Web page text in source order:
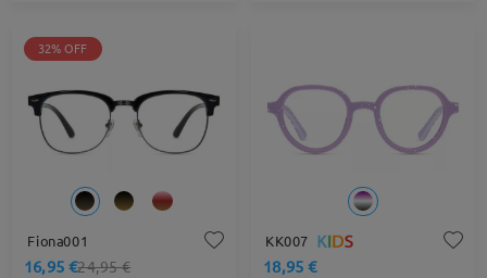
32% OFF
Fiona001
16,95 €24,95 €
KK007
18,95 €